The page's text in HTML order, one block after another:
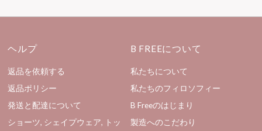
ヘルプ
返品を依頼する
返品ポリシー
発送と配達について
ショーツ, シェイプウェア, トッ
B FREEについて
私たちについて
私たちのフィロソフィー
B Freeのはじまり
製造へのこだわり